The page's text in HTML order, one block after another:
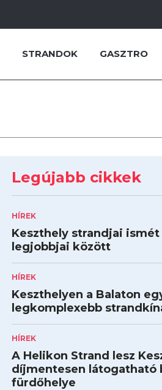
STRANDOK GASZTRO
Legújabb cikkek
HÍREK
Keszthely strandjai ismét
legjobbjai között
HÍREK
Keszthelyen a Balaton
legkomplexebb
HÍREK
A Helikon Strand lesz
díjmentesen látogatható
fürdőhelye